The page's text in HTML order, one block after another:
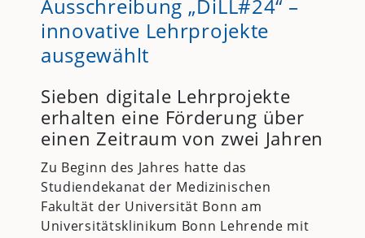
Ausschreibung „DiLL#24“ –
innovative Lehrprojekte
ausgewählt
Sieben digitale Lehrprojekte
erhalten eine Förderung über
einen Zeitraum von zwei Jahren
Zu Beginn des Jahres hatte das
Studiendekanat der Medizinischen
Fakultät der Universität Bonn am
Universitätsklinikum Bonn Lehrende mit